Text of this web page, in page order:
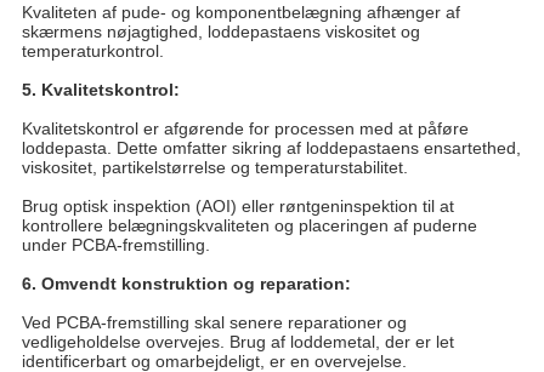
Kvaliteten af ​​pude- og komponentbelægning afhænger af
skærmens nøjagtighed, loddepastaens viskositet og
temperaturkontrol.
5. Kvalitetskontrol:
Kvalitetskontrol er afgørende for processen med at påføre
loddepasta. Dette omfatter sikring af loddepastaens ensartethed,
viskositet, partikelstørrelse og temperaturstabilitet.
Brug optisk inspektion (AOI) eller røntgeninspektion til at
kontrollere belægningskvaliteten og placeringen af ​​puderne
under PCBA-fremstilling.
6. Omvendt konstruktion og reparation:
Ved PCBA-fremstilling skal senere reparationer og
vedligeholdelse overvejes. Brug af loddemetal, der er let
identificerbart og omarbejdeligt, er en overvejelse.